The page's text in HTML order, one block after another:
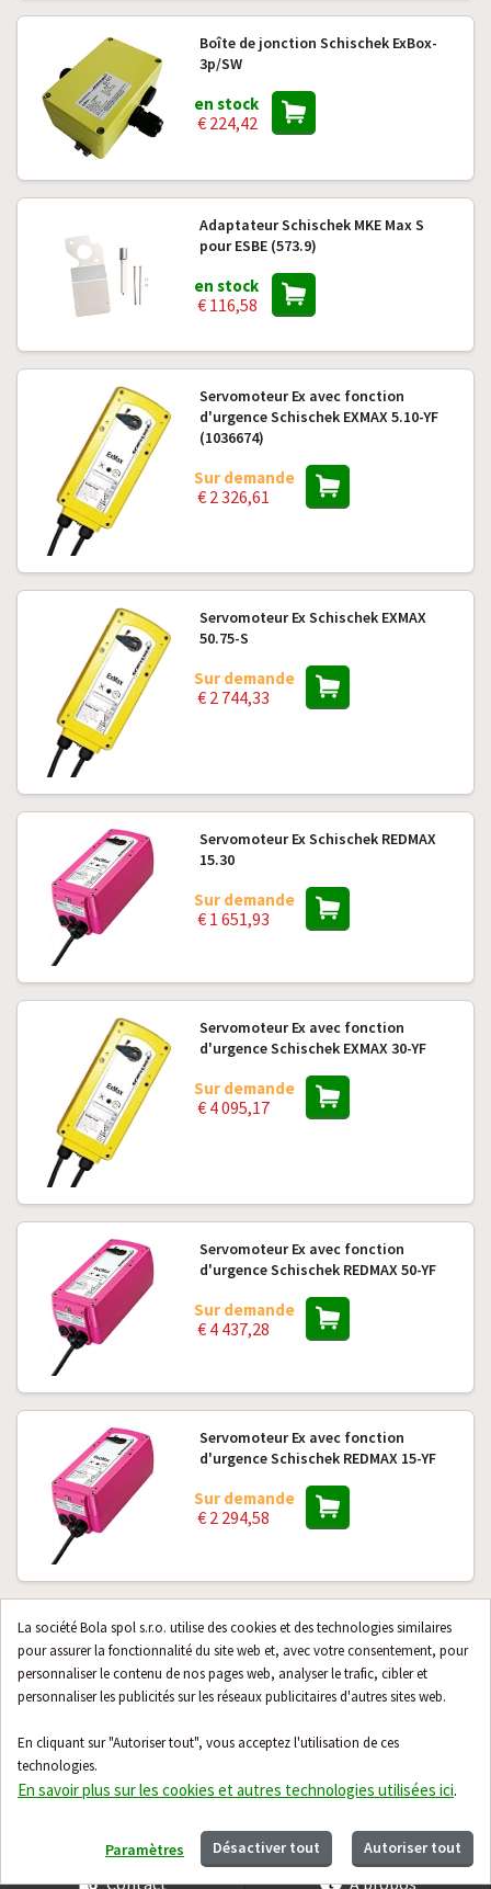
La société Bola spol s.r.o. utilise des cookies et des technologies similaires
pour assurer la fonctionnalité du site web et, avec votre consentement, pour
personnaliser le contenu de nos pages web, analyser le trafic, cibler et
personnaliser les publicités sur les réseaux publicitaires d'autres sites web.
En cliquant sur "Autoriser tout", vous acceptez l'utilisation de ces
technologies.
En savoir plus sur les cookies et autres technologies utilisées ici.
Paramètres Désactiver tout Autoriser tout
Boîte de jonction Schischek ExBox-
3p/SW
en stock
€ 224,42
Adaptateur Schischek MKE Max S
pour ESBE (573.9)
en stock
€ 116,58
Servomoteur Ex avec fonction
d'urgence Schischek EXMAX 5.10-YF
(1036674)
Sur demande
€ 2 326,61
Servomoteur Ex Schischek EXMAX
50.75-S
Sur demande
€ 2 744,33
Servomoteur Ex Schischek REDMAX
15.30
Sur demande
€ 1 651,93
Servomoteur Ex avec fonction
d'urgence Schischek EXMAX 30-YF
Sur demande
€ 4 095,17
Servomoteur Ex avec fonction
d'urgence Schischek REDMAX 50-YF
Sur demande
€ 4 437,28
Servomoteur Ex avec fonction
d'urgence Schischek REDMAX 15-YF
Sur demande
€ 2 294,58
Servomoteur Ex avec fonction
d'urgence Schischek REDMAX 30-SF
Sur demande
€ 3 460,72
Contact À propos